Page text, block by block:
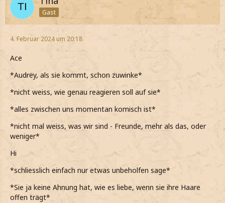
Gast
4. Februar 2024 um 20:18
Ace
*Audrey, als sie kommt, schon zuwinke*
*nicht weiss, wie genau reagieren soll auf sie*
*alles zwischen uns momentan komisch ist*
*nicht mal weiss, was wir sind - Freunde, mehr als das, oder
weniger*
Hi
*schliesslich einfach nur etwas unbeholfen sage*
*Sie ja keine Ahnung hat, wie es liebe, wenn sie ihre Haare
offen trägt*